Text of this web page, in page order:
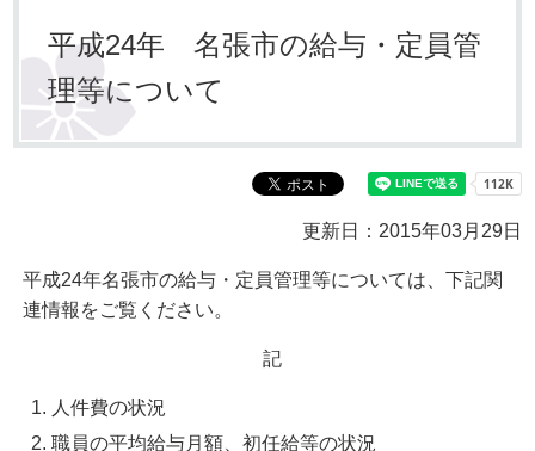
平成24年 名張市の給与・定員管
理等について
更新日：2015年03月29日
平成24年名張市の給与・定員管理等については、下記関
連情報をご覧ください。
記
人件費の状況
職員の平均給与月額、初任給等の状況